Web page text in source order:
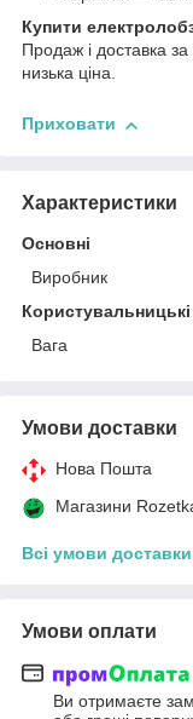
Купити
Продаж і доставка
низька ціна.
Приховати
Характеристики
Основні
Виробник
Вага
Умови доставки
Нова Пошта
Магазини
Всі умови доставки
Умови оплати
Ви отримаєте